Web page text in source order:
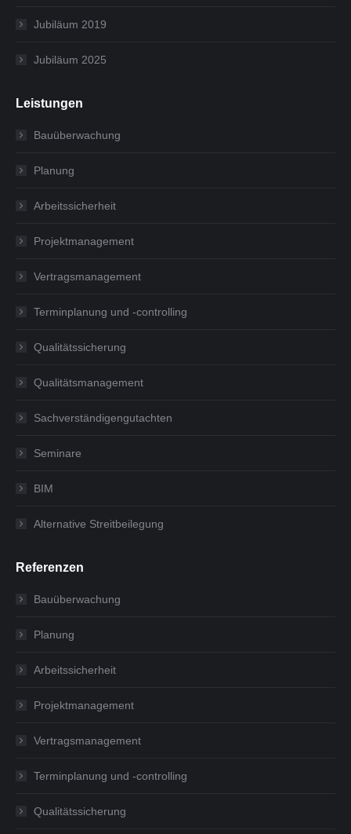
Jubiläum 2019
Jubiläum 2025
Leistungen
Bauüberwachung
Planung
Arbeitssicherheit
Projektmanagement
Vertragsmanagement
Terminplanung und -controlling
Qualitätssicherung
Qualitätsmanagement
Sachverständigengutachten
Seminare
BIM
Alternative Streitbeilegung
Referenzen
Bauüberwachung
Planung
Arbeitssicherheit
Projektmanagement
Vertragsmanagement
Terminplanung und -controlling
Qualitätssicherung